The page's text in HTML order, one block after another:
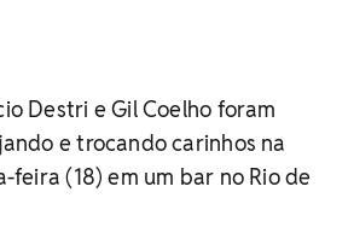
Destri e Gil Coelho foram
e trocando carinhos na
feira (18) em um bar no Rio de